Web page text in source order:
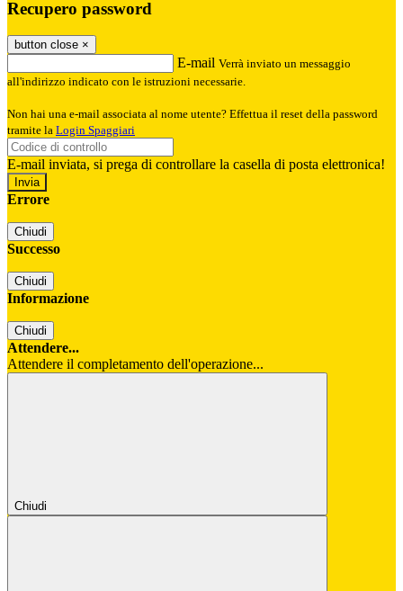
Recupero password
button close ×
E-mail Verrà inviato un messaggio
all'indirizzo indicato con le istruzioni necessarie.
Non hai una e-mail associata al nome utente? Effettua il reset della password
tramite la Login Spaggiari
E-mail inviata, si prega di controllare la casella di posta elettronica!
Errore
Chiudi
Successo
Chiudi
Informazione
Chiudi
Attendere...
Attendere il completamento dell'operazione...
Chiudi